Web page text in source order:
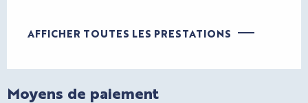
AFFICHER TOUTES LES PRESTATIONS
Moyens de paiement